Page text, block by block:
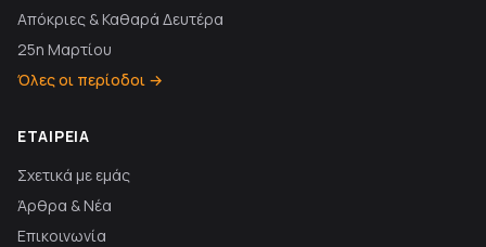
Απόκριες & Καθαρά Δευτέρα
25η Μαρτίου
Όλες οι περίοδοι →
ΕΤΑΙΡΕΊΑ
Σχετικά με εμάς
Άρθρα & Νέα
Επικοινωνία